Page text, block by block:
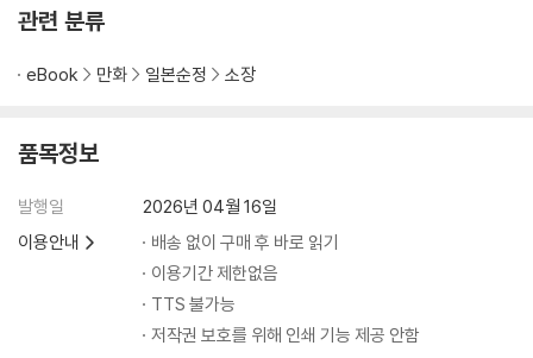
관련 분류
eBook 만화 일본순정 소장
품목정보
발행일
2026년 04월 16일
이용안내
배송 없이 구매 후 바로 읽기
이용기간 제한없음
TTS 불가능
저작권 보호를 위해 인쇄 기능 제공 안함